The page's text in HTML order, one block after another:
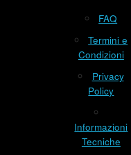
FAQ
Termini e
Condizioni
Privacy
Policy
Informazioni
Tecniche